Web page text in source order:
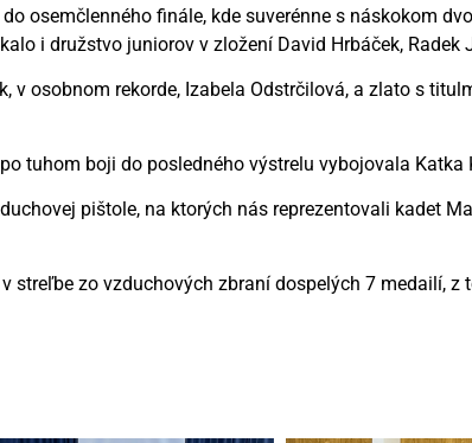
osemčlenného finále, kde suverénne s náskokom
i družstvo juniorov v zložení David Hrbáček, Radek
osobnom rekorde, Izabela Odstrčilová, a zlato s
tuhom boji do posledného výstrelu vybojovala
pištole, na ktorých nás reprezentovali kadet
zo vzduchových zbraní dospelých 7 medailí, z